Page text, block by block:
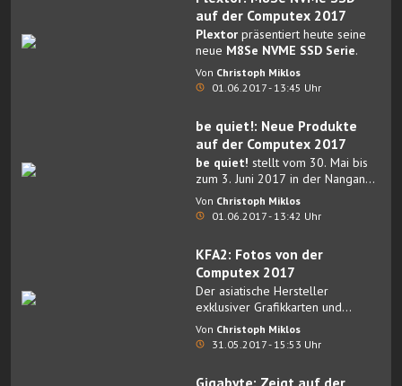
auf der Computex 2017
Plextor präsentiert heute seine
neue M8Se NVME SSD Serie.
Von Christoph Miklos
01.06.2017 - 13:45 Uhr
be quiet!: Neue Produkte
auf der Computex 2017
be quiet! stellt vom 30. Mai bis
zum 3. Juni 2017 in der Nangang
Exhibition Hall der Computex in
Taipeh kommende
Von Christoph Miklos
01.06.2017 - 13:42 Uhr
KFA2: Fotos von der
Computex 2017
Der asiatische Hersteller
exklusiver Grafikkarten und
ausgewählter Hardware, Galaxy
Microsystems, ist hierzulande
Von Christoph Miklos
31.05.2017 - 15:53 Uhr
Gigabyte: Zeigt auf der